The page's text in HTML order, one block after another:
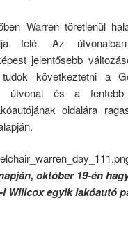
Warren töretlenül
felé. Az
jelentősebb
következtetni a
útvonal és a fentebb
oldalára
október 19-én
Willcox egyik lakóautó